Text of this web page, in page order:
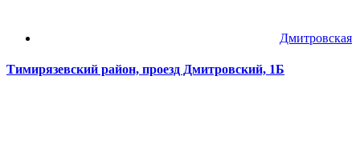
Дмитровская
Тимирязевский район, проезд Дмитровский, 1Б